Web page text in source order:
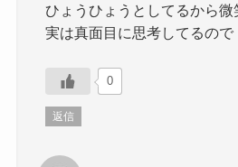
ひょうひょうとしてるから
実は真面目に思考してるの
0
返信